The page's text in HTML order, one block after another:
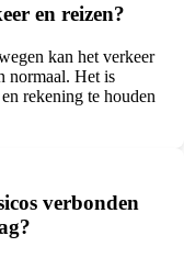
en reizen?
kan het verkeer
normaal. Het is
rekening te houden
verbonden